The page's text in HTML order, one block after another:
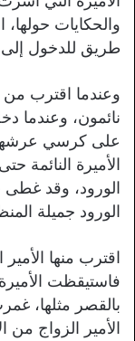
والحكايات
طريق للدخول
وعندما اقترب
نائمون، وعندما
على كرسي
الأميرة النائمة
الورود، وقد غطى
الورود جميلة
اقترب منها
فاستيقظت
بالقصر مثلها،
الأمير الزواج من